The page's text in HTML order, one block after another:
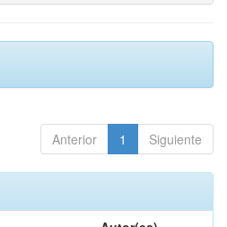
Anterior 1 Siguiente